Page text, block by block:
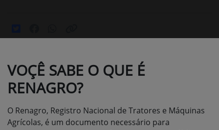
VOÇÊ SABE O QUE É
RENAGRO?
O Renagro, Registro Nacional de Tratores e Máquinas
Agrícolas, é um documento necessário para